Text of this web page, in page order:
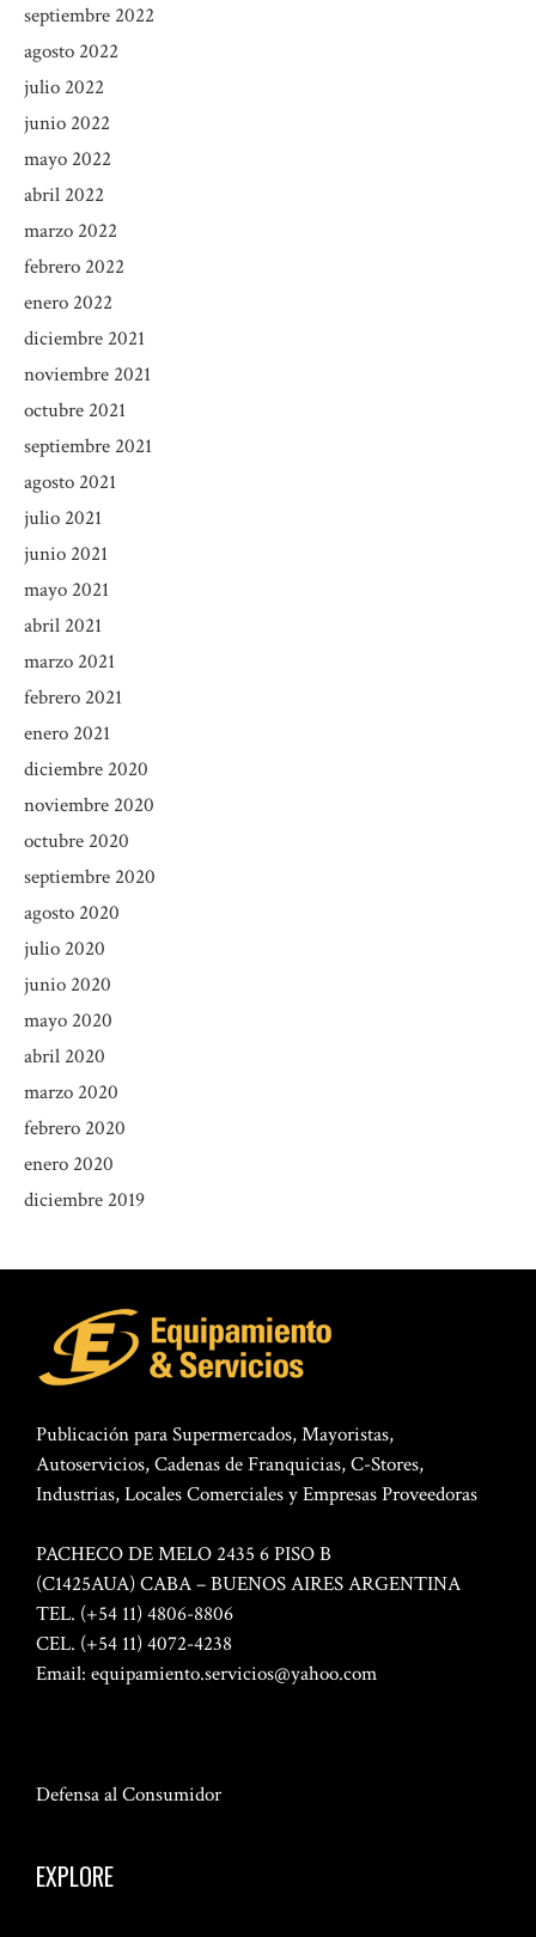
septiembre 2022
agosto 2022
julio 2022
junio 2022
mayo 2022
abril 2022
marzo 2022
febrero 2022
enero 2022
diciembre 2021
noviembre 2021
octubre 2021
septiembre 2021
agosto 2021
julio 2021
junio 2021
mayo 2021
abril 2021
marzo 2021
febrero 2021
enero 2021
diciembre 2020
noviembre 2020
octubre 2020
septiembre 2020
agosto 2020
julio 2020
junio 2020
mayo 2020
abril 2020
marzo 2020
febrero 2020
enero 2020
diciembre 2019
Publicación para Supermercados, Mayoristas,
Autoservicios, Cadenas de Franquicias, C-Stores,
Industrias, Locales Comerciales y Empresas Proveedoras
PACHECO DE MELO 2435 6 PISO B
(C1425AUA) CABA – BUENOS AIRES ARGENTINA
TEL. (+54 11) 4806-8806
CEL. (+54 11) 4072-4238
Email: equipamiento.servicios@yahoo.com
Defensa al Consumidor
EXPLORE